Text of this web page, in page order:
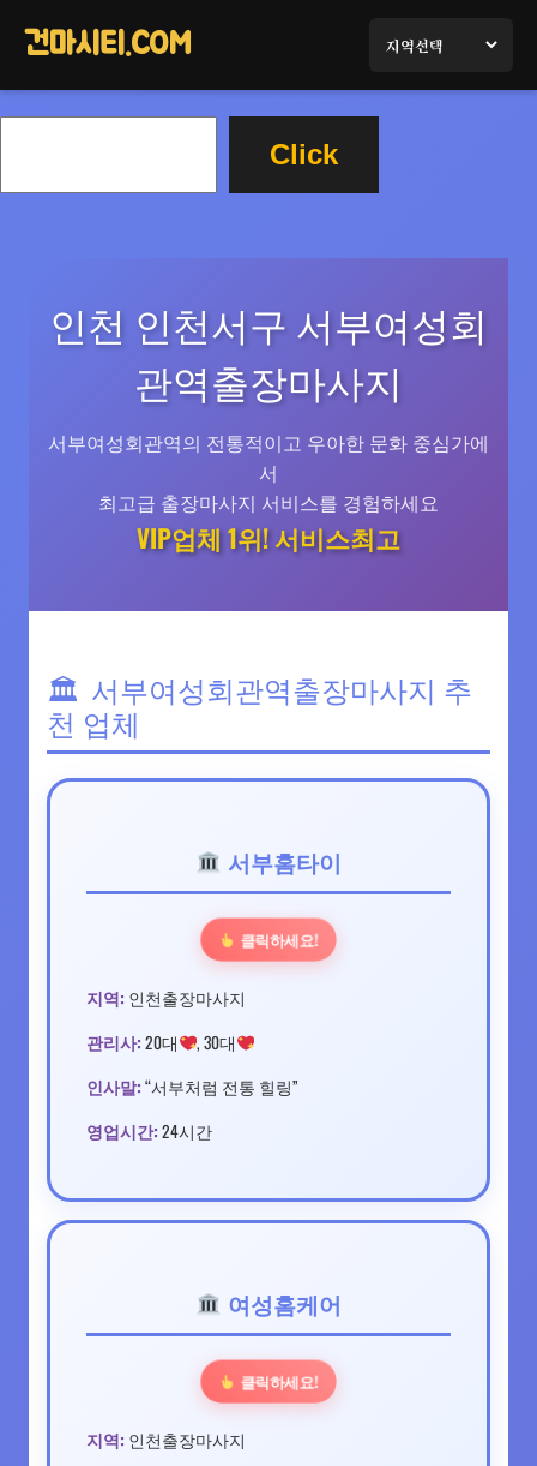
가
건마시티.COM
Click
인천 인천서구 서부여성회
관역출장마사지
서부여성회관역의 전통적이고 우아한 문화 중심가에
서
최고급 출장마사지 서비스를 경험하세요
VIP업체 1위! 서비스최고
서부여성회관역출장마사지 추
천 업체
서부홈타이
클릭하세요!
지역: 인천출장마사지
관리사: 20대 , 30대
인사말: “서부처럼 전통 힐링”
영업시간: 24시간
여성홈케어
클릭하세요!
지역: 인천출장마사지